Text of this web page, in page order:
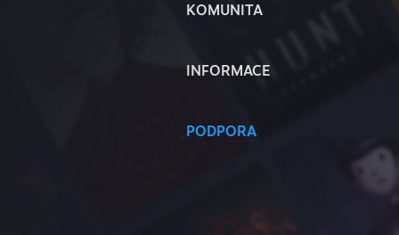
KOMUNITA
INFORMACE
PODPORA